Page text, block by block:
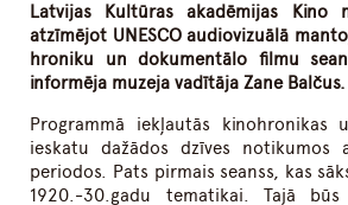
Latvijas Kultūras akadēmijas Kino
atzīmējot UNESCO audiovizuālā
hroniku un dokumentālo filmu
informēja muzeja vadītāja Zane Balčus.
Programmā iekļautās kinohronikas
ieskatu dažādos dzīves notikumos
periodos. Pats pirmais seanss, kas
1920.-30.gadu tematikai. Tajā būs